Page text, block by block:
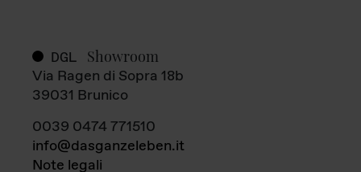
DGL Showroom
Via Ragen di Sopra 18b
39031 Brunico
0039 0474 771510
info@dasganzeleben.it
Note legali